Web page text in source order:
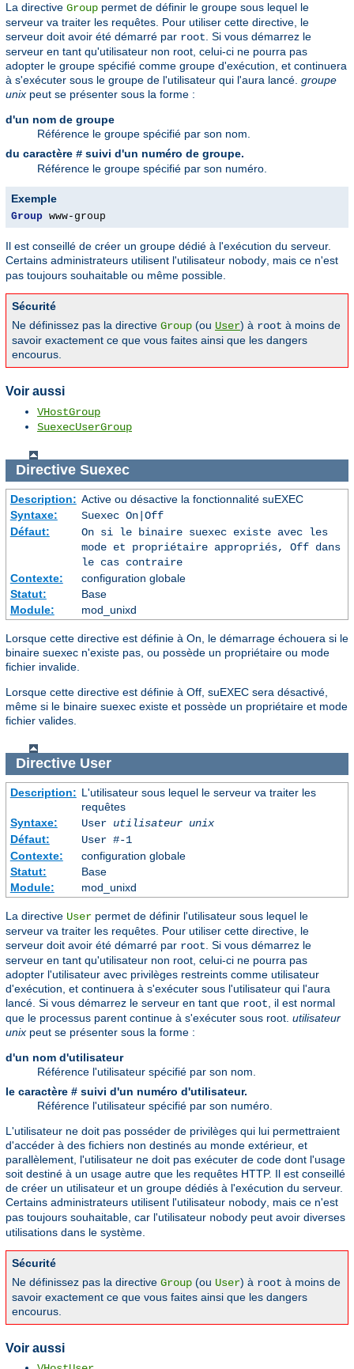
La directive Group permet de définir le groupe sous lequel le
serveur va traiter les requêtes. Pour utiliser cette directive, le
serveur doit avoir été démarré par root. Si vous démarrez le
serveur en tant qu'utilisateur non root, celui-ci ne pourra pas
adopter le groupe spécifié comme groupe d'exécution, et continuera
à s'exécuter sous le groupe de l'utilisateur qui l'aura lancé. groupe
unix peut se présenter sous la forme :
d'un nom de groupe
Référence le groupe spécifié par son nom.
du caractère # suivi d'un numéro de groupe.
Référence le groupe spécifié par son numéro.
Exemple
Group www-group
Il est conseillé de créer un groupe dédié à l'exécution du serveur.
Certains administrateurs utilisent l'utilisateur nobody, mais ce n'est
pas toujours souhaitable ou même possible.
Sécurité
Ne définissez pas la directive Group (ou User) à root à moins de
savoir exactement ce que vous faites ainsi que les dangers
encourus.
Voir aussi
VHostGroup
SuexecUserGroup
Directive Suexec
Description: Active ou désactive la fonctionnalité suEXEC
Syntaxe:
Suexec On|Off
Défaut:
On si le binaire suexec existe avec les
mode et propriétaire appropriés, Off dans
le cas contraire
Contexte:
configuration globale
Statut:
Base
Module:
mod_unixd
Lorsque cette directive est définie à On, le démarrage échouera si le
binaire suexec n'existe pas, ou possède un propriétaire ou mode
fichier invalide.
Lorsque cette directive est définie à Off, suEXEC sera désactivé,
même si le binaire suexec existe et possède un propriétaire et mode
fichier valides.
Directive User
Description: L'utilisateur sous lequel le serveur va traiter les
requêtes
Syntaxe:
User utilisateur unix
Défaut:
User #-1
Contexte:
configuration globale
Statut:
Base
Module:
mod_unixd
La directive User permet de définir l'utilisateur sous lequel le
serveur va traiter les requêtes. Pour utiliser cette directive, le
serveur doit avoir été démarré par root . Si vous démarrez le
serveur en tant qu'utilisateur non root, celui-ci ne pourra pas
adopter l'utilisateur avec privilèges restreints comme utilisateur
d'exécution, et continuera à s'exécuter sous l'utilisateur qui l'aura
lancé. Si vous démarrez le serveur en tant que root , il est normal
que le processus parent continue à s'exécuter sous root. utilisateur
unix peut se présenter sous la forme :
d'un nom d'utilisateur
Référence l'utilisateur spécifié par son nom.
le caractère # suivi d'un numéro d'utilisateur.
Référence l'utilisateur spécifié par son numéro.
L'utilisateur ne doit pas posséder de privilèges qui lui permettraient
d'accéder à des fichiers non destinés au monde extérieur, et
parallèlement, l'utilisateur ne doit pas exécuter de code dont l'usage
soit destiné à un usage autre que les requêtes HTTP. Il est conseillé
de créer un utilisateur et un groupe dédiés à l'exécution du serveur.
Certains administrateurs utilisent l'utilisateur nobody , mais ce n'est
pas toujours souhaitable, car l'utilisateur nobody peut avoir diverses
utilisations dans le système.
Sécurité
Ne définissez pas la directive Group (ou User) à root à moins de
savoir exactement ce que vous faites ainsi que les dangers
encourus.
Voir aussi